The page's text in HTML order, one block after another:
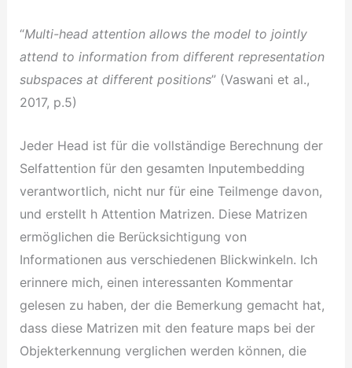
“Multi-head attention allows the model to jointly
attend to information from different representation
subspaces at different positions” (Vaswani et al.,
2017, p.5)
Jeder Head ist für die vollständige Berechnung der
Selfattention für den gesamten Inputembedding
verantwortlich, nicht nur für eine Teilmenge davon,
und erstellt h Attention Matrizen. Diese Matrizen
ermöglichen die Berücksichtigung von
Informationen aus verschiedenen Blickwinkeln. Ich
erinnere mich, einen interessanten Kommentar
gelesen zu haben, der die Bemerkung gemacht hat,
dass diese Matrizen mit den feature maps bei der
Objekterkennung verglichen werden können, die